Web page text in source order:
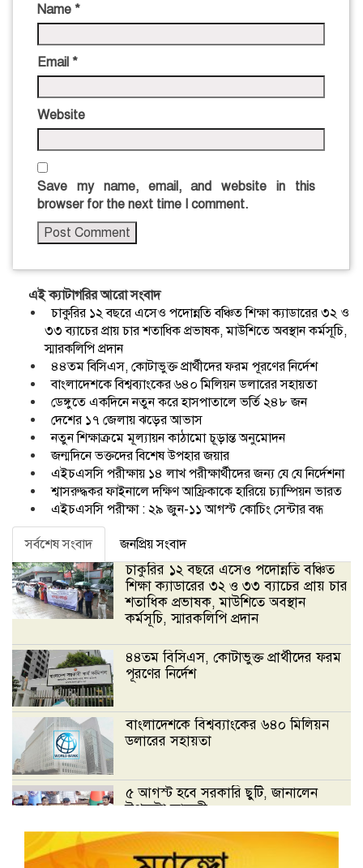
Name *
Email *
Website
Save my name, email, and website in this
browser for the next time I comment.
এই ক্যাটাগরির আরো সংবাদ
চাকুরির ১২ বছরে এসেও পদোন্নতি বঞ্চিত শিক্ষা ক্যাডারের ৩২ ও
৩৩ ব্যাচের প্রায় চার শতাধিক প্রভাষক, মাউশিতে অবস্থান কর্মসূচি,
স্মারকলিপি প্রদান
৪৪তম বিসিএস, কোটাভুক্ত প্রার্থীদের ফরম পূরণের নির্দেশ
বাংলাদেশকে বিশ্বব্যাংকের ৬৪০ মিলিয়ন ডলারের সহায়তা
ডেঙ্গুতে একদিনে নতুন করে হাসপাতালে ভর্তি ২৪৮ জন
দেশের ১৭ জেলায় ঝড়ের আভাস
নতুন শিক্ষাক্রমে মূল্যায়ন কাঠামো চূড়ান্ত অনুমোদন
জন্মদিনে ভক্তদের বিশেষ উপহার জয়ার
এইচএসসি পরীক্ষায় ১৪ লাখ পরীক্ষার্থীদের জন্য যে যে নির্দেশনা
শ্বাসরুদ্ধকর ফাইনালে দক্ষিণ আফ্রিকাকে হারিয়ে চ্যাম্পিয়ন ভারত
এইচএসসি পরীক্ষা : ২৯ জুন-১১ আগস্ট কোচিং সেন্টার বন্ধ
সর্বশেষ সংবাদ জনপ্রিয় সংবাদ
চাকুরির ১২ বছরে এসেও পদোন্নতি বঞ্চিত
শিক্ষা ক্যাডারের ৩২ ও ৩৩ ব্যাচের প্রায় চার
শতাধিক প্রভাষক, মাউশিতে অবস্থান
কর্মসূচি, স্মারকলিপি প্রদান
৪৪তম বিসিএস, কোটাভুক্ত প্রার্থীদের ফরম
পূরণের নির্দেশ
বাংলাদেশকে বিশ্বব্যাংকের ৬৪০ মিলিয়ন
ডলারের সহায়তা
৫ আগস্ট হবে সরকারি ছুটি, জানালেন
উপদেষ্টা ফারুকী
ডেঙ্গুতে একদিনে নতুন করে হাসপাতালে